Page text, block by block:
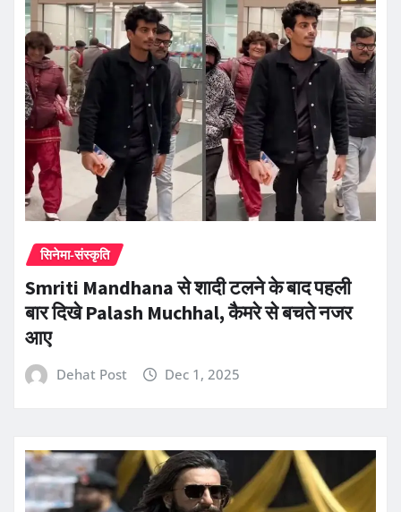
सिनेमा-संस्कृति
Smriti Mandhana से शादी टलने के बाद पहली
बार दिखे Palash Muchhal, कैमरे से बचते नजर
आए
Dehat Post Dec 1, 2025